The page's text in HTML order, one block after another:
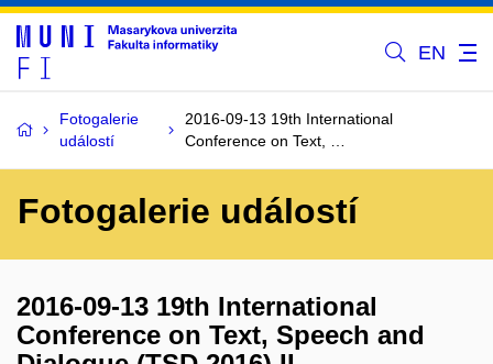
EN
Fotogalerie
událostí
2016-09-13 19th International
Conference on Text, …
Fotogalerie událostí
2016-09-13 19th International
Conference on Text, Speech and